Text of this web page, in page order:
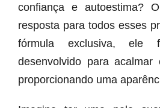
confiança e autoestima?
resposta para todos esses
fórmula exclusiva, ele
desenvolvido para
proporcionando uma